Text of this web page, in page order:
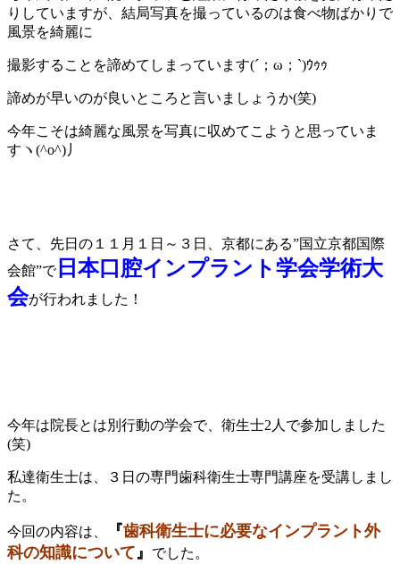
りしていますが、結局写真を撮っているのは食べ物ばかりで
風景を綺麗に
撮影することを諦めてしまっています(´；ω；`)ｳｩｩ
諦めが早いのが良いところと言いましょうか(笑)
今年こそは綺麗な風景を写真に収めてこようと思っていま
すヽ(^o^)丿
さて、先日の１１月１日～３日、京都にある”国立京都国際
会館”で日本口腔インプラント学会学術大
会が行われました！
今年は院長とは別行動の学会で、衛生士2人で参加しました
(笑)
私達衛生士は、３日の専門歯科衛生士専門講座を受講しまし
た。
今回の内容は、 『歯科衛生士に必要なインプラント外
科の知識について 』 でした。